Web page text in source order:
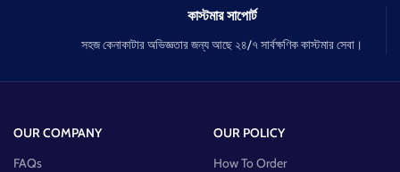
কাস্টমার সাপোর্ট
সহজ কেনাকাটার অভিজ্ঞতার জন্য আছে ২৪/৭ সার্বক্ষণিক কাস্টমার সেবা।
OUR COMPANY
FAQs
OUR POLICY
How To Order